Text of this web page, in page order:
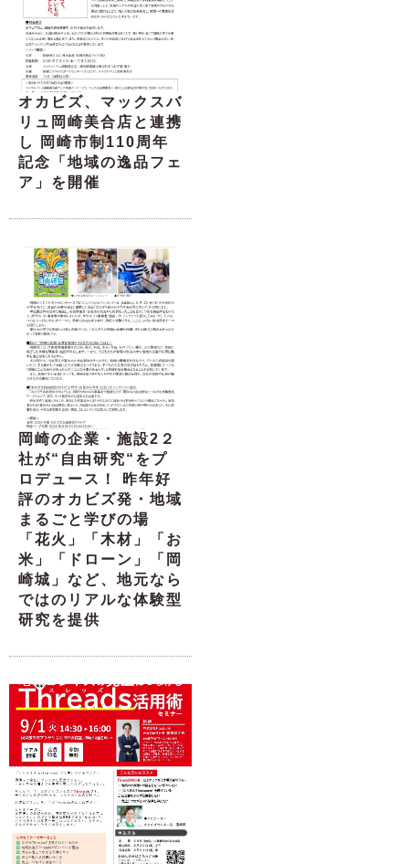
オカビズ、マックスバ
リュ岡崎美合店と連携
し 岡崎市制110周年
記念「地域の逸品フェ
ア」を開催
岡崎の企業・施設2２
社が“自由研究“をプ
ロデュース！ 昨年好
評のオカビズ発・地域
まるごと学びの場
「花火」「木材」「お
米」「ドローン」「岡
崎城」など、地元なら
ではのリアルな体験型
研究を提供